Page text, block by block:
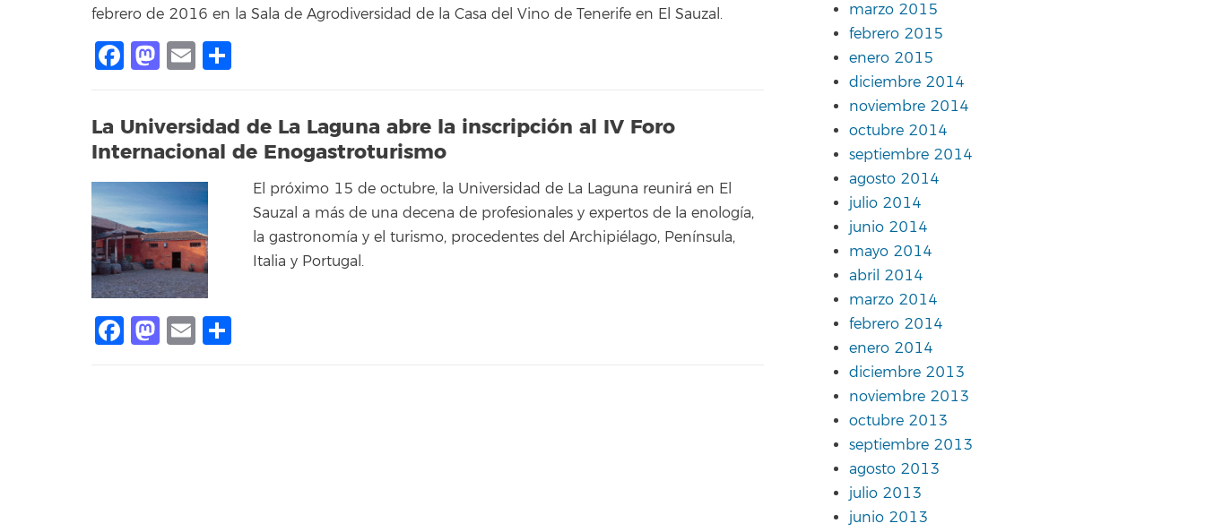
febrero de 2016 en la Sala de Agrodiversidad de la Casa del Vino de Tenerife en El Sauzal.
Facebook
Mastodon
Email
La Universidad de La Laguna abre la inscripción al IV Foro
Internacional de Enogastroturismo
El próximo 15 de octubre, la Universidad de La Laguna reunirá en El
Sauzal a más de una decena de profesionales y expertos de la enología,
la gastronomía y el turismo, procedentes del Archipiélago, Península,
Italia y Portugal.
Facebook
Mastodon
Email
marzo 2015
febrero 2015
enero 2015
diciembre 2014
noviembre 2014
octubre 2014
septiembre 2014
agosto 2014
julio 2014
junio 2014
mayo 2014
abril 2014
marzo 2014
febrero 2014
enero 2014
diciembre 2013
noviembre 2013
octubre 2013
septiembre 2013
agosto 2013
julio 2013
junio 2013